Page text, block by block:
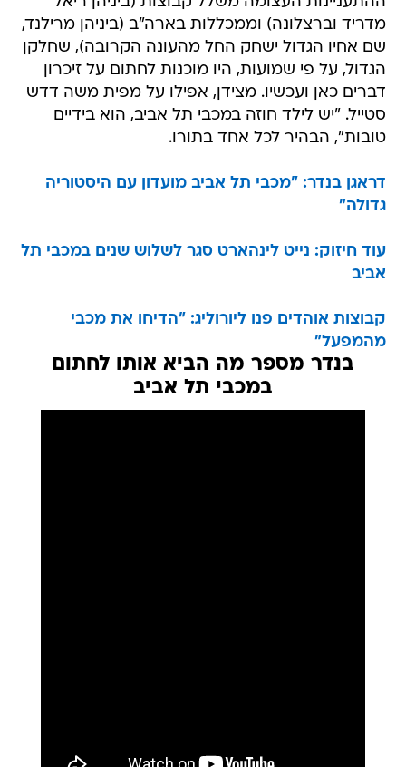
מדריד וברצלונה) וממכללות בארה"ב (ביניהן מרילנד,
שם אחיו הגדול ישחק החל מהעונה הקרובה), שחלקן
הגדול, על פי שמועות, היו מוכנות לחתום על זיכרון
דברים כאן ועכשיו. מצידן, אפילו על מפית משה דדש
סטייל. "יש לילד חוזה במכבי תל אביב, הוא בידיים
טובות", הבהיר לכל אחד בתורו.
דראגן בנדר: "מכבי תל אביב מועדון עם היסטוריה
גדולה"
עוד חיזוק: נייט לינהארט סגר לשלוש שנים במכבי תל
אביב
קבוצות אוהדים פנו ליורוליג: "הדיחו את מכבי
מהמפעל"
בנדר מספר מה הביא אותו לחתום
במכבי תל אביב